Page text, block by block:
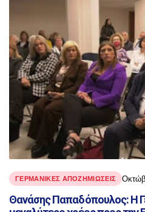
ΓΕΡΜΑΝΙΚΈΣ ΑΠΟΖΗΜΙΏΣΕΙΣ
Θανάσης Παπαδόπουλος: Η